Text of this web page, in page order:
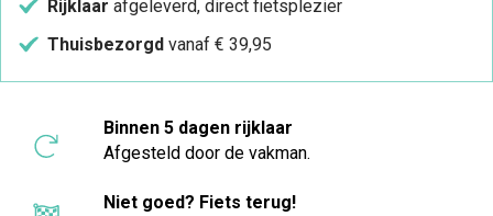
Rijklaar afgeleverd, direct fietsplezier
Thuisbezorgd vanaf € 39,95
Binnen 5 dagen rijklaar
Afgesteld door de vakman.
Niet goed? Fiets terug!